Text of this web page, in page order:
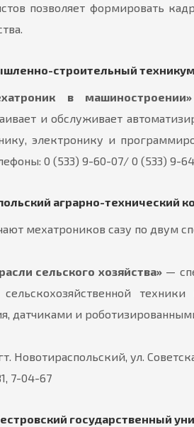
позволяет формировать
строительный
в машиностроении»
и обслуживает
электронику и
0 (533) 9-60-07/ 0 (533) 9-
аграрно-технический
мехатроников сазу по двум
сельского хозяйства»—
датчиками и
Новотираспольский, ул.
7-04-67
государственный